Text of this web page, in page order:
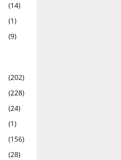
(14)
(1)
(9)
(202)
(228)
(24)
(1)
(156)
(28)